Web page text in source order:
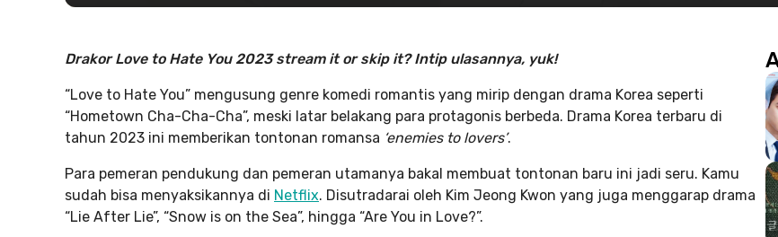
Drakor Love to Hate You 2023 stream it or skip it? Intip ulasannya, yuk!
“Love to Hate You” mengusung genre komedi romantis yang mirip dengan drama Korea seperti
“Hometown Cha-Cha-Cha”, meski latar belakang para protagonis berbeda. Drama Korea terbaru di
tahun 2023 ini memberikan tontonan romansa ‘enemies to lovers’.
Para pemeran pendukung dan pemeran utamanya bakal membuat tontonan baru ini jadi seru. Kamu
sudah bisa menyaksikannya di Netflix. Disutradarai oleh Kim Jeong Kwon yang juga menggarap drama
“Lie After Lie”, “Snow is on the Sea”, hingga “Are You in Love?”.